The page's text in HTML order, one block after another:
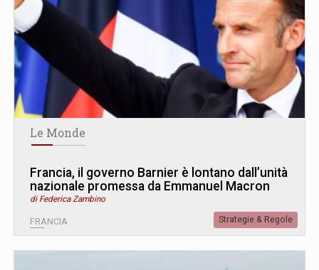
Le Monde
Francia, il governo Barnier è lontano dall’unità
nazionale promessa da Emmanuel Macron
di Federica Zambino
FRANCIA Strategie & Regole